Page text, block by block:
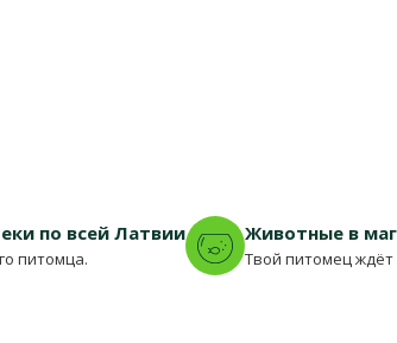
по всей Латвии
питомца.
Животные в
Твой питомец ждёт